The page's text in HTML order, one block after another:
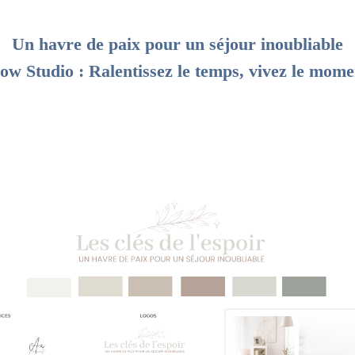
Un havre de paix pour un séjour inoubliable
Studio : Ralentissez le temps, vivez le